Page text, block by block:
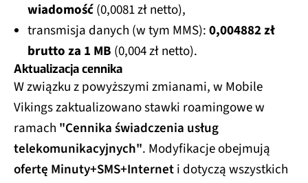
wiadomość(0,0081 zł netto),
transmisja danych (w tym MMS):0,004882 zł
brutto za 1 MB (0,004 zł netto).
Aktualizacja cennika
W związku z powyższymi zmianami, w Mobile
Vikings zaktualizowano stawki roamingowe w
ramach "Cennika świadczenia usług
telekomunikacyjnych". Modyfikacje obejmują
ofertę Minuty+SMS+Interneti dotyczą wszystkich